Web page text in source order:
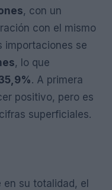
, con un
con el mismo
importaciones se
, lo que
. A primera
positivo, pero es
superficiales.
su totalidad, el